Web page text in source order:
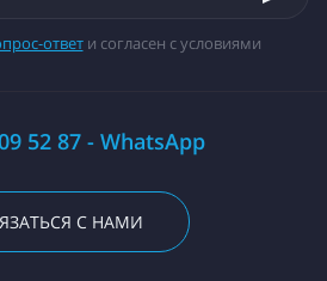
ответи согласен с условиями
52 87 - WhatsApp
С НАМИ